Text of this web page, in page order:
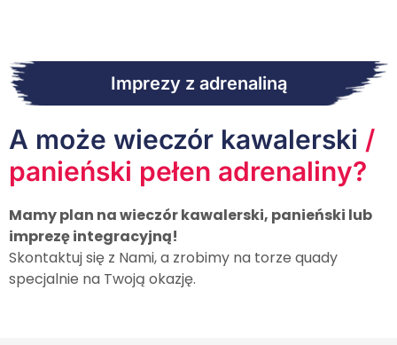
Imprezy z adrenaliną
A może wieczór kawalerski /
panieński pełen adrenaliny?
Mamy plan na wieczór kawalerski, panieński lub
imprezę integracyjną!
Skontaktuj się z Nami, a zrobimy na torze quady
specjalnie na Twoją okazję.